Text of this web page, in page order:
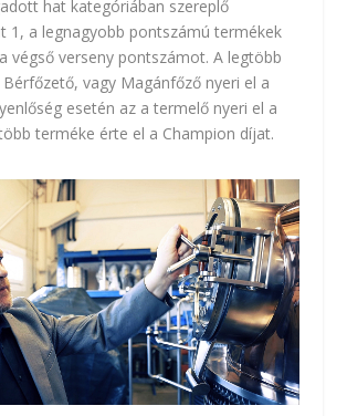
hat kategóriában szereplő
1, a legnagyobb pontszámú termékek
végső verseny pontszámot. A legtöbb
vagy Magánfőző nyeri el a
esetén az a termelő nyeri el a
terméke érte el a Champion díjat.